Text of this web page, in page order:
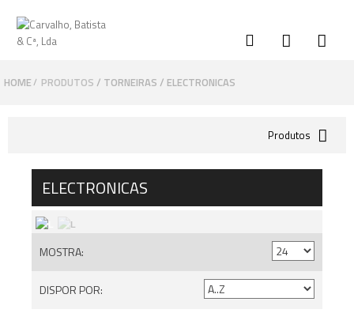
HOME/ PRODUTOS TORNEIRAS ELECTRONICAS
Produtos
ELECTRONICAS
MOSTRA:
DISPOR POR: